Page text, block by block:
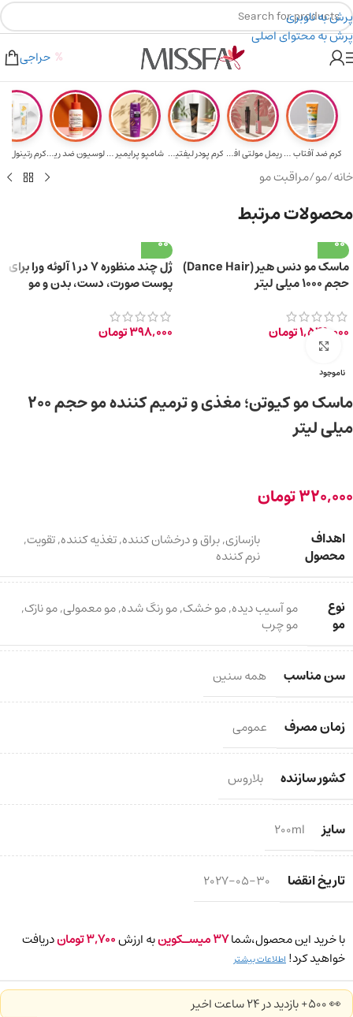
پرش به ناوبری
پرش به محتوای اصلی
۲٪ تخفیف روی سبد خرید برای روش کارت به کارت
هدیه برای خرید های بالای ۵ میلیون تومن
حراجی
کرم ضد آفتاب حا... ریمل مولتی افکت... کرم پودر لیفتین... شامپو پرایمیر پ... لوسیون ضد ریزش ...
خانه/مو/مراقبت مو
محصولات مرتبط
ماسک مو دنس هیر (Dance Hair)
حجم ۱۰۰۰ میلی لیتر
1,549,000تومان
ژل چند منظوره 7 در 1 آلوئه ورا برای
پوست صورت، دست، بدن و مو
398,000تومان
ناموجود
برای بزرگ‌نمایی کلیک کنید
ماسک مو کیوتن؛ مغذی و ترمیم کننده مو حجم 200
میلی لیتر
320,000تومان
اهداف
محصول
بازسازی,براق و درخشان کننده,تغذیه کننده,تقویت,
نرم کننده
نوع
مو
مو آسیب دیده,مو خشک,مو رنگ شده,مو معمولی,مو نازک,
مو چرب
سن مناسب همه سنین
زمان مصرف عمومی
کشور سازنده بلاروس
سایز 200ml
تاریخ انقضا 2027-05-30
با خرید این محصول،شما37میسـکوینبه ارزش3,700توماندریافت
خواهید کرد! اطلاعات بیشتر
👀 500+ بازدید در ۲۴ ساعت اخیر